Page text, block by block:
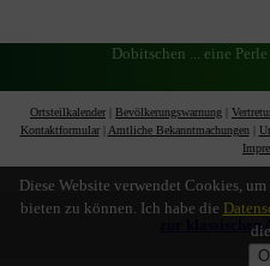
Dobitschen ... eine
Ortsteilkalender Bevölkerungswarnung
Kontaktformular| Amtliche Bekanntmachungen
zur klassischen
Diese Website verwendet Cookies,
bieten zu können. Ich habe die